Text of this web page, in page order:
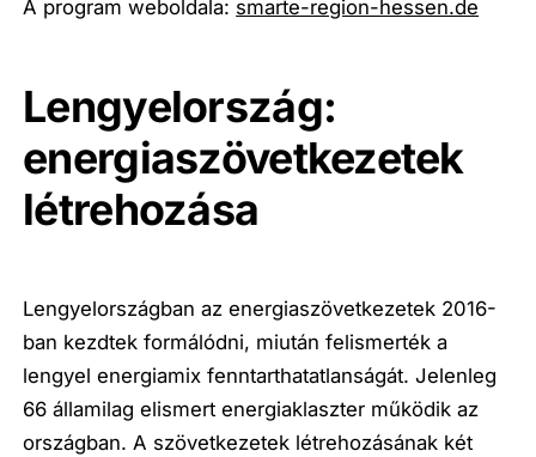
A program weboldala: smarte-region-hessen.de
Lengyelország:
energiaszövetkezetek
létrehozása
Lengyelországban az energiaszövetkezetek 2016-
ban kezdtek formálódni, miután felismerték a
lengyel energiamix fenntarthatatlanságát. Jelenleg
66 államilag elismert energiaklaszter működik az
országban. A szövetkezetek létrehozásának két